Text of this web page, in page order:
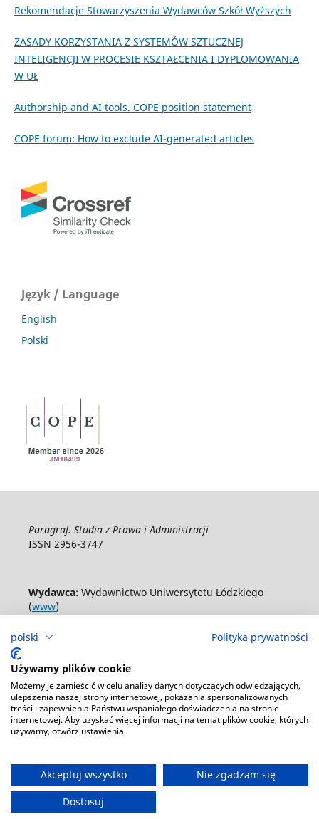
polski Polityka prywatności
Używamy plików cookie
Możemy je zamieścić w celu analizy danych dotyczących odwiedzających,
ulepszenia naszej strony internetowej, pokazania spersonalizowanych
treści i zapewnienia Państwu wspaniałego doświadczenia na stronie
internetowej. Aby uzyskać więcej informacji na temat plików cookie, których
używamy, otwórz ustawienia.
Akceptuj wszystko
Nie zgadzam się
Dostosuj
Rekomendacje Stowarzyszenia Wydawców Szkół Wyższych
ZASADY KORZYSTANIA Z SYSTEMÓW SZTUCZNEJ
INTELIGENCJI W PROCESIE KSZTAŁCENIA I DYPLOMOWANIA
W UŁ
Authorship and AI tools. COPE position statement
COPE forum: How to exclude AI-generated articles
Język / Language
English
Polski
Paragraf. Studia z Prawa i Administracji
ISSN 2956-3747
Wydawca: Wydawnictwo Uniwersytetu Łódzkiego
(www)
ul. Jana Matejki 34A, 90-237 Łódź
Tel.: 42 235 01 65, fax: 42 66 55 86
Deklaracja dostępności